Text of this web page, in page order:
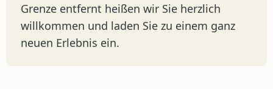
Grenze entfernt heißen wir Sie herzlich
willkommen und laden Sie zu einem ganz
neuen Erlebnis ein.